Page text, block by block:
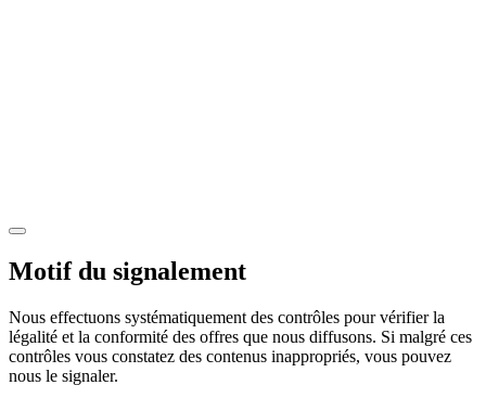
Motif du signalement
Nous effectuons systématiquement des contrôles pour vérifier la
légalité et la conformité des offres que nous diffusons. Si malgré ces
contrôles vous constatez des contenus inappropriés, vous pouvez
nous le signaler.